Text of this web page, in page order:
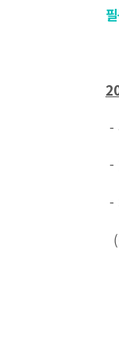
-
-
-